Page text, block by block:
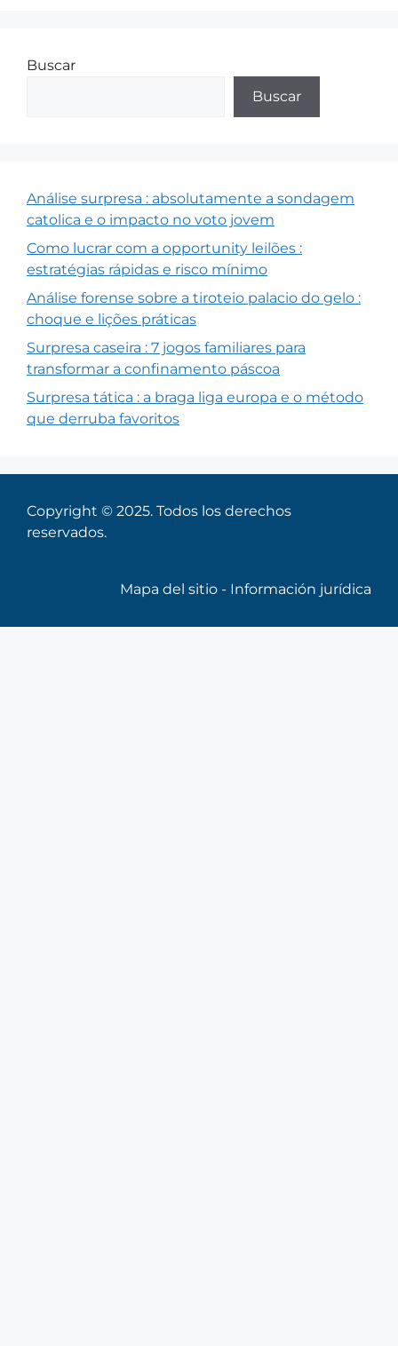
Buscar
Buscar
Análise surpresa : absolutamente a sondagem
catolica e o impacto no voto jovem
Como lucrar com a opportunity leilões :
estratégias rápidas e risco mínimo
Análise forense sobre a tiroteio palacio do gelo :
choque e lições práticas
Surpresa caseira : 7 jogos familiares para
transformar a confinamento páscoa
Surpresa tática : a braga liga europa e o método
que derruba favoritos
Copyright © 2025. Todos los derechos
reservados.
Mapa del sitio - Información jurídica